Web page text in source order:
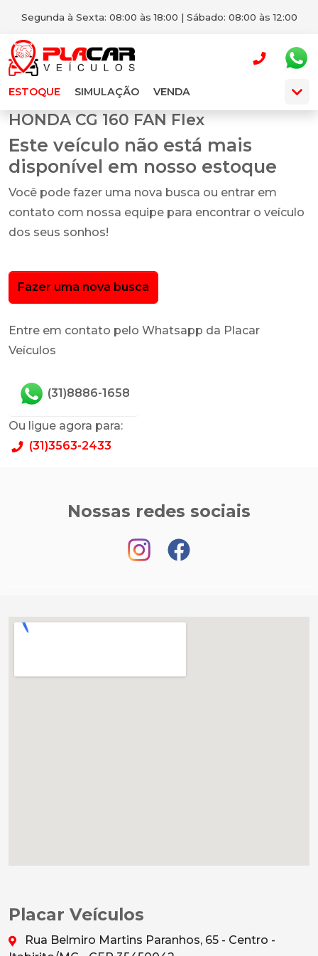
Segunda à Sexta: 08:00 às 18:00 | Sábado: 08:00 às 12:00
ESTOQUE SIMULAÇÃO VENDA
HONDA CG 160 FAN Flex
Este veículo não está mais
disponível em nosso estoque
Você pode fazer uma nova busca ou entrar em
contato com nossa equipe para encontrar o veículo
dos seus sonhos!
Fazer uma nova busca
Entre em contato pelo Whatsapp da Placar
Veículos
(31)8886-1658
Ou ligue agora para:
(31)3563-2433
Nossas redes sociais
Placar Veículos
Rua Belmiro Martins Paranhos, 65 - Centro -